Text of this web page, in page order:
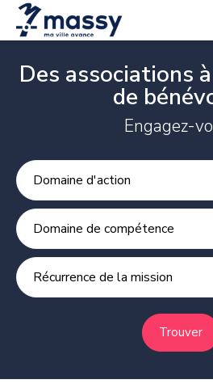
Des associations
de
Engagez-
Domaine d'action
Domaine de compétence
Récurrence de la mission
Trouver